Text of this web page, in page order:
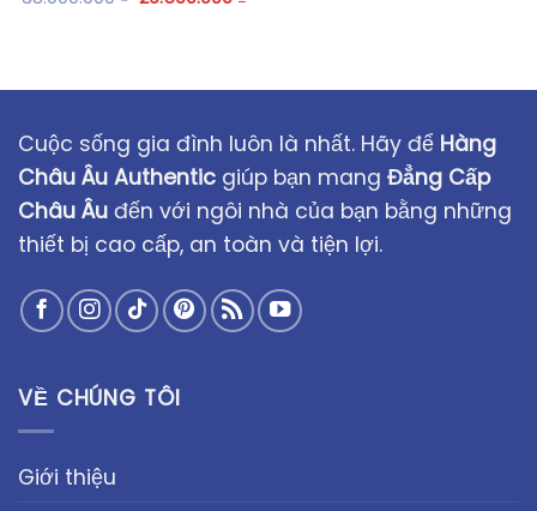
Cuộc sống gia đình luôn là nhất. Hãy để Hàng
Châu Âu Authentic giúp bạn mang Đẳng Cấp
Châu Âu đến với ngôi nhà của bạn bằng những
thiết bị cao cấp, an toàn và tiện lợi.
VỀ CHÚNG TÔI
Giới thiệu